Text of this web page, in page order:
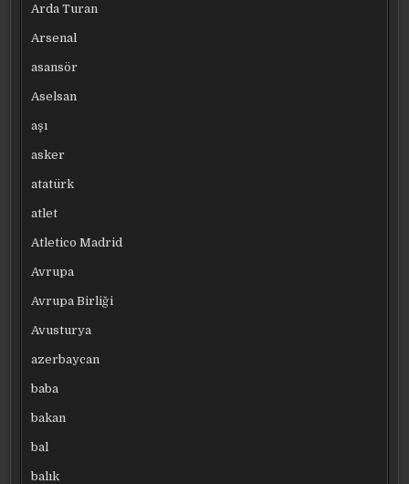
Arda Turan
Arsenal
asansör
Aselsan
aşı
asker
atatürk
atlet
Atletico Madrid
Avrupa
Avrupa Birliği
Avusturya
azerbaycan
baba
bakan
bal
balık